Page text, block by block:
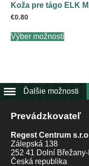
Koža pre tágo ELK
€0.80
Výber možností
môžete
stránke
Ďalšie možnosti
Prevádzkovateľ
Regest Centrum
Zálepská 138
252 41 Dolní
Česká republika